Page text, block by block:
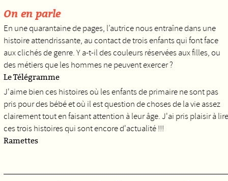
On en parle
En une quarantaine de pages, l’autrice nous entraîne dans une
histoire attendrissante, au contact de trois enfants qui font face
aux clichés de genre. Y a-t-il des couleurs réservées aux filles, ou
des métiers que les hommes ne peuvent exercer ?
Le Télégramme
J'aime bien ces histoires où les enfants de primaire ne sont pas
pris pour des bébé et où il est question de choses de la vie assez
clairement tout en faisant attention à leur âge. J'ai pris plaisir à lire
ces trois histoires qui sont encore d'actualité !!!
Ramettes